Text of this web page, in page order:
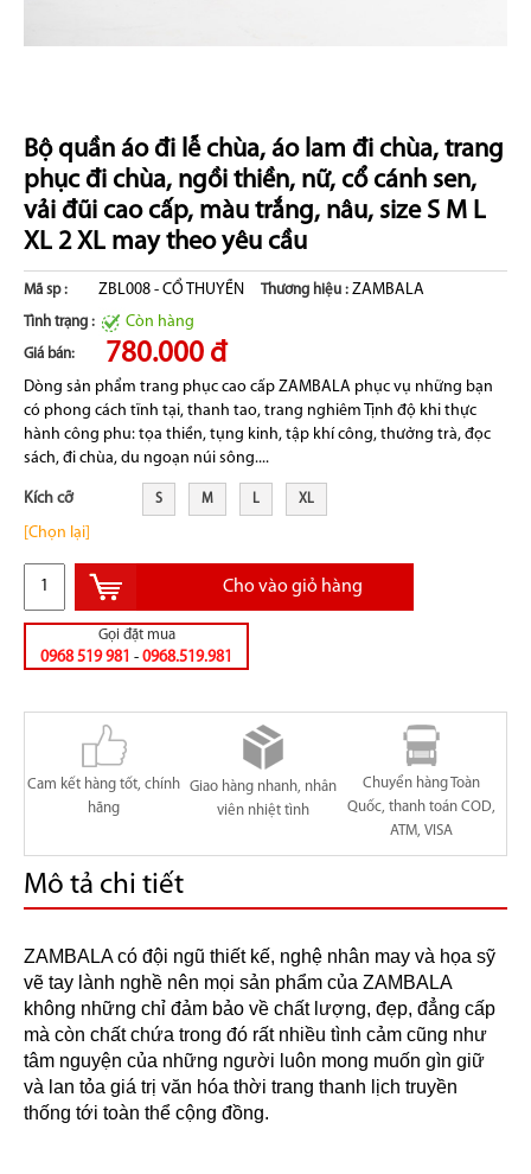
Bộ quần áo đi lễ chùa, áo lam đi chùa, trang
phục đi chùa, ngồi thiền, nữ, cổ cánh sen,
vải đũi cao cấp, màu trắng, nâu, size S M L
XL 2 XL may theo yêu cầu
Mã sp : ZBL008 - CỔ THUYỀN Thương hiệu :ZAMBALA
Tình trạng : Còn hàng
Giá bán: 780.000 đ
Dòng sản phẩm trang phục cao cấp ZAMBALA phục vụ những bạn
có phong cách tĩnh tại, thanh tao, trang nghiêm Tịnh độ khi thực
hành công phu: tọa thiền, tụng kinh, tập khí công, thưởng trà, đọc
sách, đi chùa, du ngoạn núi sông....
Kích cỡ S M L XL
[Chọn lại]
Cho vào giỏ hàng
Gọi đặt mua
0968 519 981 - 0968.519.981
Cam kết hàng tốt, chính
hãng
Giao hàng nhanh, nhân
viên nhiệt tình
Chuyển hàng Toàn
Quốc, thanh toán COD,
ATM, VISA
Mô tả chi tiết
ZAMBALA có đội ngũ thiết kế, nghệ nhân may và họa sỹ
vẽ tay lành nghề nên mọi sản phẩm của ZAMBALA
không những chỉ đảm bảo về chất lượng, đẹp, đẳng cấp
mà còn chất chứa trong đó rất nhiều tình cảm cũng như
tâm nguyện của những người luôn mong muốn gìn giữ
và lan tỏa giá trị văn hóa thời trang thanh lịch truyền
thống tới toàn thể cộng đồng.